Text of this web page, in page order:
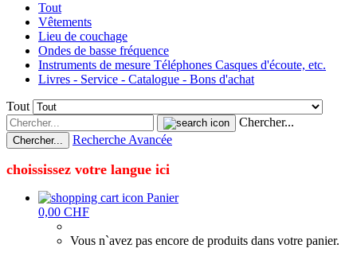
Tout
Vêtements
Lieu de couchage
Ondes de basse fréquence
Instruments de mesure Téléphones Casques d'écoute, etc.
Livres - Service - Catalogue - Bons d'achat
Tout
Chercher...
Chercher... Recherche Avancée
choississez votre langue ici
Panier
0,00 CHF
Vous n`avez pas encore de produits dans votre panier.